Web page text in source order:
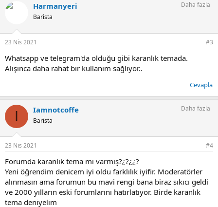
k
:
Harmanyeri
Barista
Daha fazla
23 Nis 2021 #3
Whatsapp ve telegram'da olduğu gibi karanlık temada.
Alışınca daha rahat bir kullanım sağlıyor..
Cevapla
I Iamnotcoffe
Barista
Daha fazla
23 Nis 2021 #4
Forumda karanlık tema mı varmış?¿?¿¿?
Yeni öğrendim denicem iyi oldu farklılık iyifir. Moderatörler
alınmasın ama forumun bu mavi rengi bana biraz sıkıcı geldi
ve 2000 yılların eski forumlarını hatırlatıyor. Birde karanlık
tema deniyelim